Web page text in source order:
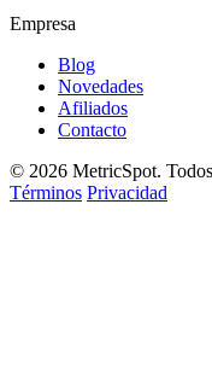
Empresa
Blog
Novedades
Afiliados
Contacto
© 2026 MetricSpot.
Términos Privacidad